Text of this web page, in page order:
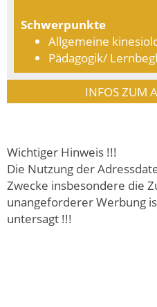
Schwerpunkte
Allgemeine
Pädagogik/
INFOS ZUM
Wichtiger Hinweis !!!
Die Nutzung der
Zwecke insbesondere die
unangeforderer Werbung
untersagt !!!